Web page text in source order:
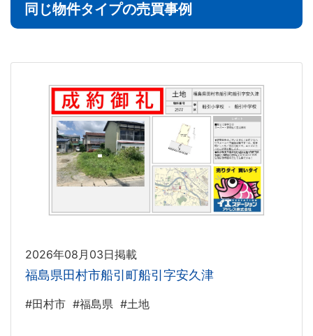
同じ物件タイプの売買事例
2026年08月03日掲載
福島県田村市船引町船引字安久津
#田村市 #福島県 #土地